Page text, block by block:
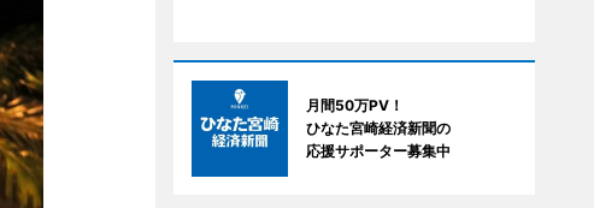
月間50万PV！
ひなた宮崎経済新聞の
応援サポーター募集中